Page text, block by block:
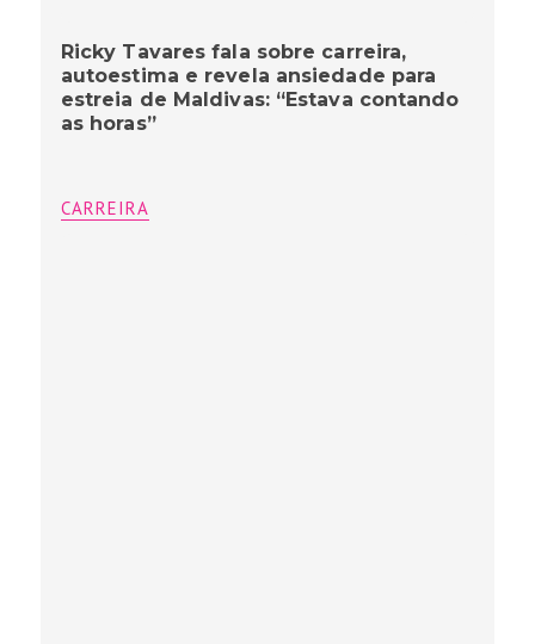
Ricky Tavares fala sobre carreira,
autoestima e revela ansiedade para
estreia de Maldivas: “Estava contando
as horas”
CARREIRA